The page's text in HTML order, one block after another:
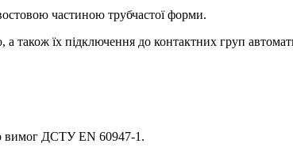
частиною трубчастої форми.
також їх підключення до контактних груп
вимог ДСТУ EN 60947-1.